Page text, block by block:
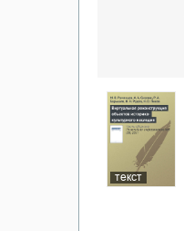
текст